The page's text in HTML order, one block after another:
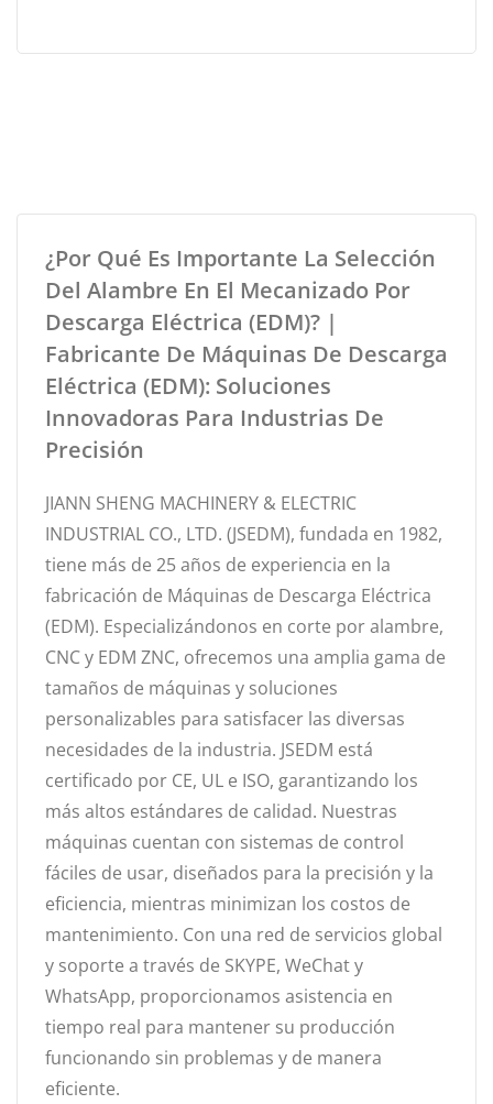
¿Por Qué Es Importante La Selección
Del Alambre En El Mecanizado Por
Descarga Eléctrica (EDM)? |
Fabricante De Máquinas De Descarga
Eléctrica (EDM): Soluciones
Innovadoras Para Industrias De
Precisión
JIANN SHENG MACHINERY & ELECTRIC
INDUSTRIAL CO., LTD. (JSEDM), fundada en 1982,
tiene más de 25 años de experiencia en la
fabricación de Máquinas de Descarga Eléctrica
(EDM). Especializándonos en corte por alambre,
CNC y EDM ZNC, ofrecemos una amplia gama de
tamaños de máquinas y soluciones
personalizables para satisfacer las diversas
necesidades de la industria. JSEDM está
certificado por CE, UL e ISO, garantizando los
más altos estándares de calidad. Nuestras
máquinas cuentan con sistemas de control
fáciles de usar, diseñados para la precisión y la
eficiencia, mientras minimizan los costos de
mantenimiento. Con una red de servicios global
y soporte a través de SKYPE, WeChat y
WhatsApp, proporcionamos asistencia en
tiempo real para mantener su producción
funcionando sin problemas y de manera
eficiente.